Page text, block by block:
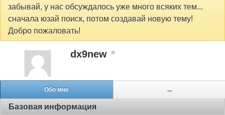
забывай, у нас обсуждалось уже много всяких тем...
сначала юзай поиск, потом создавай новую тему!
Добро пожаловать!
dx9new
Обо мне ...
Базовая информация